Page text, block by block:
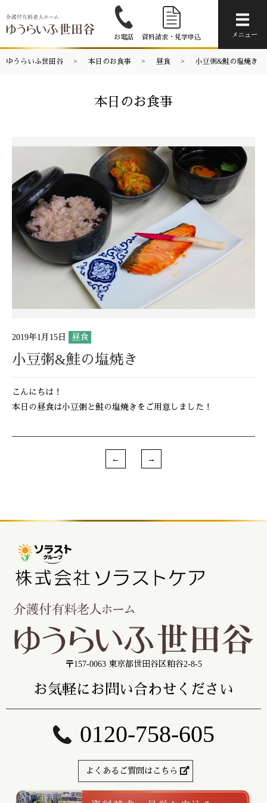
お電話 資料請求・見学申込 メニュー
ゆうらいふ世田谷 本日のお食事 昼食 小豆粥&鮭の塩焼き
本日のお食事
2019年1月15日 昼食
小豆粥&鮭の塩焼き
こんにちは！
本日の昼食は小豆粥と鮭の塩焼きをご用意しました！
〒157-0063 東京都世田谷区粕谷2-8-5
お気軽にお問い合わせください
0120-758-605
よくあるご質問はこちら